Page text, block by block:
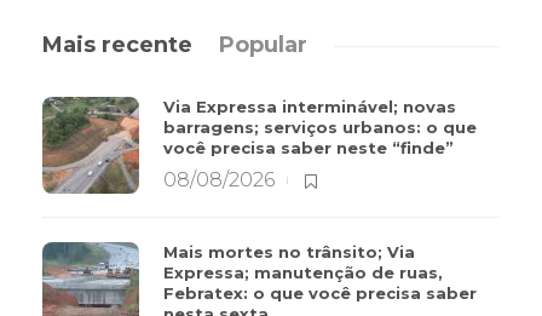
Mais recente Popular
Via Expressa interminável; novas
barragens; serviços urbanos: o que
você precisa saber neste “finde”
08/08/2026
Mais mortes no trânsito; Via
Expressa; manutenção de ruas,
Febratex: o que você precisa saber